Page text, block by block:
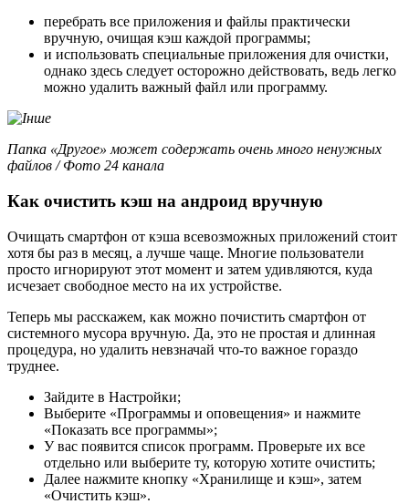
перебрать все приложения и файлы практически
вручную, очищая кэш каждой программы;
и использовать специальные приложения для очистки,
однако здесь следует осторожно действовать, ведь легко
можно удалить важный файл или программу.
Папка «Другое» может содержать очень много ненужных
файлов / Фото 24 канала
Как очистить кэш на андроид вручную
Очищать смартфон от кэша всевозможных приложений стоит
хотя бы раз в месяц, а лучше чаще. Многие пользователи
просто игнорируют этот момент и затем удивляются, куда
исчезает свободное место на их устройстве.
Теперь мы расскажем, как можно почистить смартфон от
системного мусора вручную. Да, это не простая и длинная
процедура, но удалить невзначай что-то важное гораздо
труднее.
Зайдите в Настройки;
Выберите «Программы и оповещения» и нажмите
«Показать все программы»;
У вас появится список программ. Проверьте их все
отдельно или выберите ту, которую хотите очистить;
Далее нажмите кнопку «Хранилище и кэш», затем
«Очистить кэш».